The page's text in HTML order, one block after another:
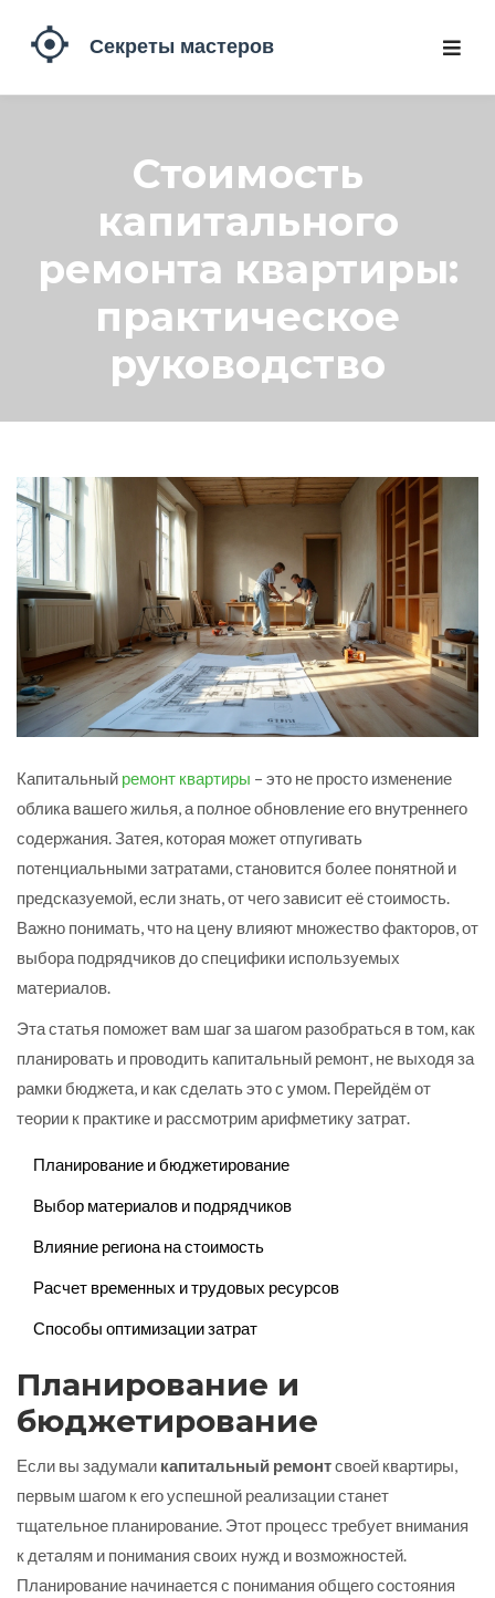
Стоимость
капитального
ремонта квартиры:
практическое
руководство
Капитальный ремонт квартиры – это не просто изменение
облика вашего жилья, а полное обновление его внутреннего
содержания. Затея, которая может отпугивать
потенциальными затратами, становится более понятной и
предсказуемой, если знать, от чего зависит её стоимость.
Важно понимать, что на цену влияют множество факторов, от
выбора подрядчиков до специфики используемых
материалов.
Эта статья поможет вам шаг за шагом разобраться в том, как
планировать и проводить капитальный ремонт, не выходя за
рамки бюджета, и как сделать это с умом. Перейдём от
теории к практике и рассмотрим арифметику затрат.
Планирование и бюджетирование
Выбор материалов и подрядчиков
Влияние региона на стоимость
Расчет временных и трудовых ресурсов
Способы оптимизации затрат
Планирование и
бюджетирование
Если вы задумали капитальный ремонтсвоей квартиры,
первым шагом к его успешной реализации станет
тщательное планирование. Этот процесс требует внимания
к деталям и понимания своих нужд и возможностей.
Планирование начинается с понимания общего состояния